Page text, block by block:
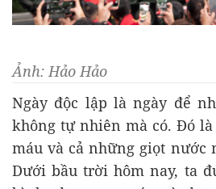
Ảnh: Hảo Hảo
Ngày độc lập là ngày để
không tự nhiên mà có. Đó
máu và cả những giọt nước
Dưới bầu trời hôm nay, ta